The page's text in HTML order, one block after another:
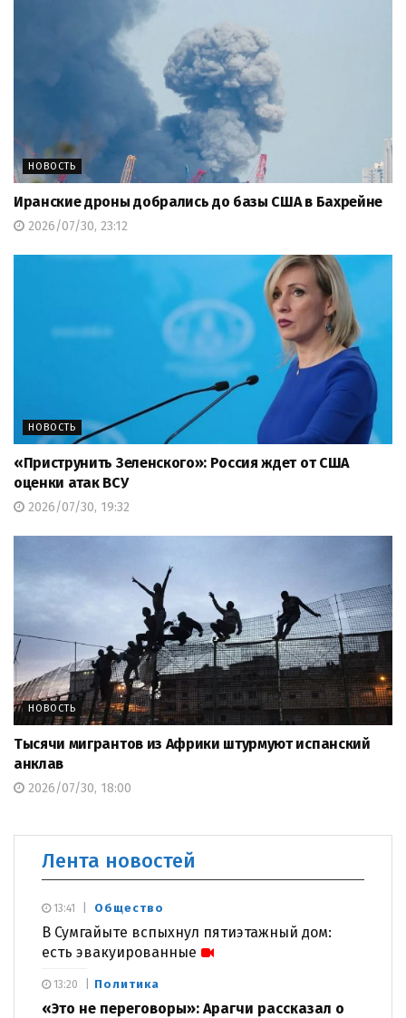
НОВОСТЬ
Иранские дроны добрались до базы США в Бахрейне
2026/07/30, 23:12
НОВОСТЬ
«Приструнить Зеленского»: Россия ждет от США
оценки атак ВСУ
2026/07/30, 19:32
НОВОСТЬ
Тысячи мигрантов из Африки штурмуют испанский
анклав
2026/07/30, 18:00
Лента новостей
Общество
В Сумгайыте вспыхнул пятиэтажный дом:
есть эвакуированные
13:41
Политика
«Это не переговоры»: Арагчи рассказал о
13:20